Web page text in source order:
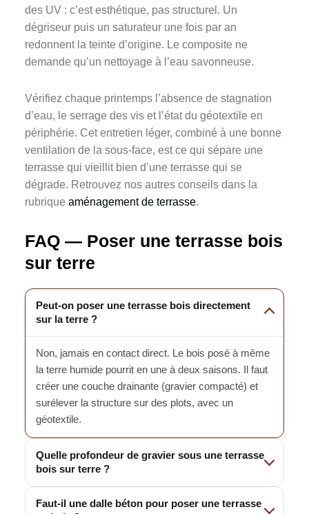
des UV : c’est esthétique, pas structurel. Un
dégriseur puis un saturateur une fois par an
redonnent la teinte d’origine. Le composite ne
demande qu’un nettoyage à l’eau savonneuse.
Vérifiez chaque printemps l’absence de stagnation
d’eau, le serrage des vis et l’état du géotextile en
périphérie. Cet entretien léger, combiné à une bonne
ventilation de la sous-face, est ce qui sépare une
terrasse qui vieillit bien d’une terrasse qui se
dégrade. Retrouvez nos autres conseils dans la
rubrique aménagement de terrasse.
FAQ — Poser une terrasse bois
sur terre
Peut-on poser une terrasse bois directement
sur la terre ?
Non, jamais en contact direct. Le bois posé à même
la terre humide pourrit en une à deux saisons. Il faut
créer une couche drainante (gravier compacté) et
surélever la structure sur des plots, avec un
géotextile.
Quelle profondeur de gravier sous une terrasse
bois sur terre ?
Faut-il une dalle béton pour poser une terrasse